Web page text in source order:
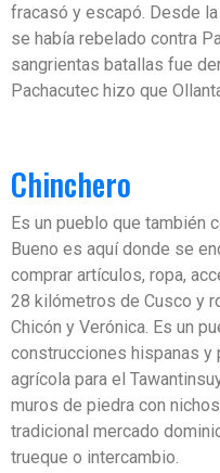
fracasó y escapó. Desde
se había rebelado contra
sangrientas batallas fue
Pachacutec hizo que
Chinchero
Es un pueblo que también
Bueno es aquí donde se
comprar artículos, ropa,
28 kilómetros de Cusco y
Chicón y Verónica. Es un
construcciones hispanas y
agrícola para el
muros de piedra con
tradicional mercado
trueque o intercambio.